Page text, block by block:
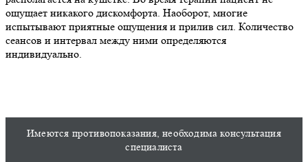
ощущает никакого дискомфорта. Наоборот, многие
испытывают приятные ощущения и прилив сил. Количество
сеансов и интервал между ними определяются
индивидуально.
Имеются противопоказания, необходима консультация
специалиста